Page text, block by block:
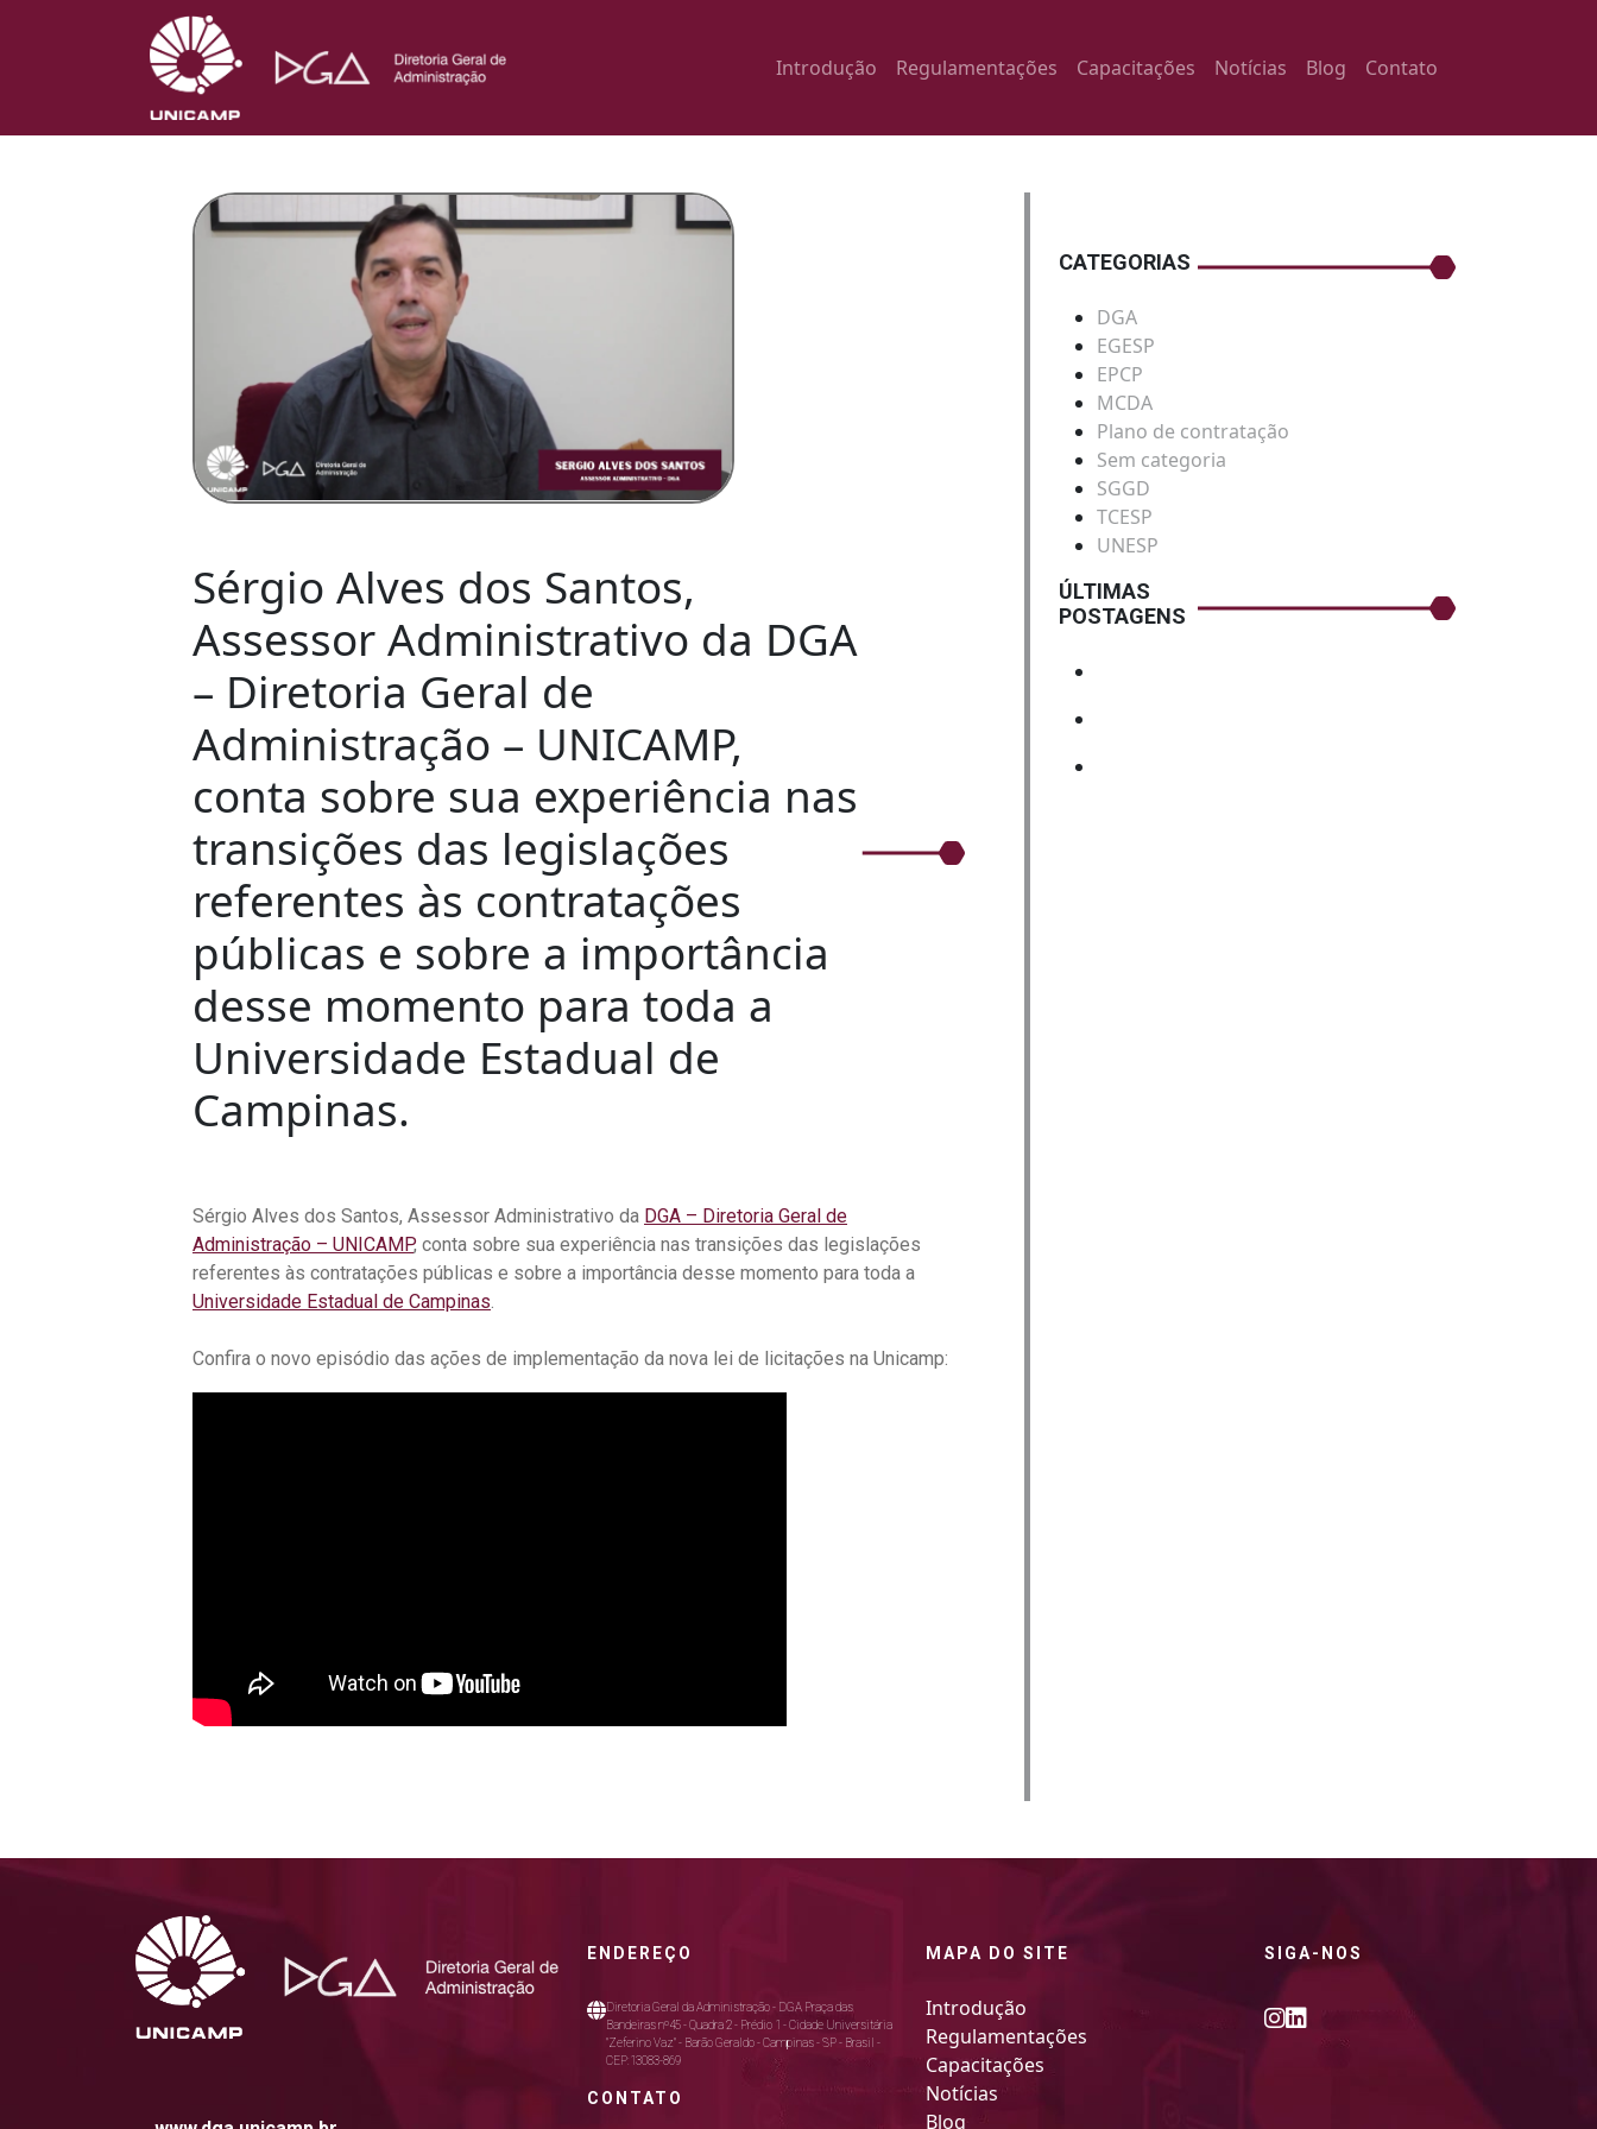
Introdução Regulamentações Capacitações Notícias Blog Contato
Sérgio Alves dos Santos,
Assessor Administrativo da DGA
– Diretoria Geral de
Administração – UNICAMP,
conta sobre sua experiência nas
transições das legislações
referentes às contratações
públicas e sobre a importância
desse momento para toda a
Universidade Estadual de
Campinas.
Sérgio Alves dos Santos, Assessor Administrativo da DGA – Diretoria Geral de
Administração – UNICAMP, conta sobre sua experiência nas transições das legislações
referentes às contratações públicas e sobre a importância desse momento para toda a
Universidade Estadual de Campinas
Confira o novo episódio das ações de implementação da nova lei de licitações na Unicamp:
CATEGORIAS
DGA
EGESP
EPCP
MCDA
Plano de contratação
Sem categoria
SGGD
TCESP
UNESP
ÚLTIMAS
POSTAGENS
ENDEREÇO
Diretoria Geral da Administração - DGA Praça das
Bandeiras nº45 - Quadra 2 - Prédio 1 - Cidade Universitária
"Zeferino Vaz" - Barão Geraldo - Campinas - SP - Brasil -
CEP:13083-869
CONTATO
MAPA DO SITE
Introdução
Regulamentações
Capacitações
Notícias
Blog
SIGA-NOS